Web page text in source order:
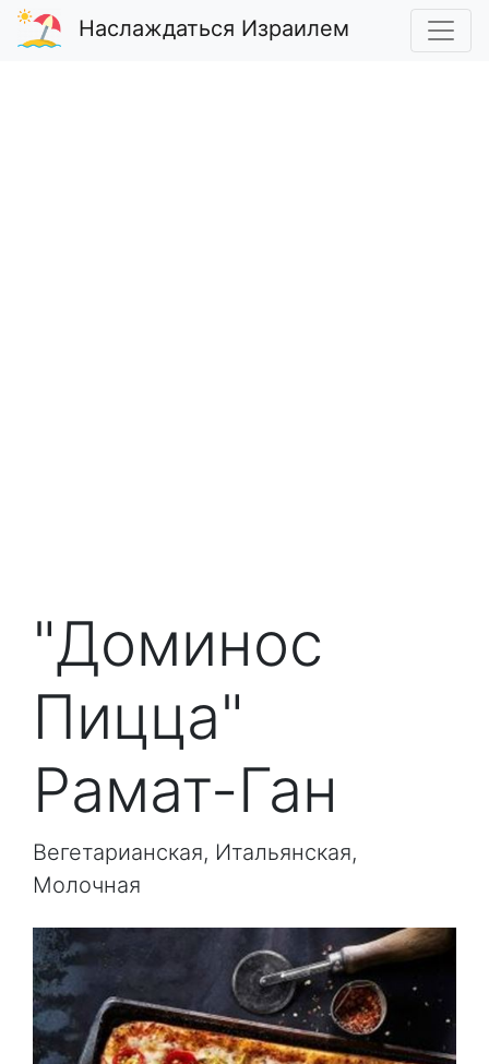
Наслаждаться Израилем
"Доминос
Пицца"
Рамат-Ган
Вегетарианская, Итальянская,
Молочная